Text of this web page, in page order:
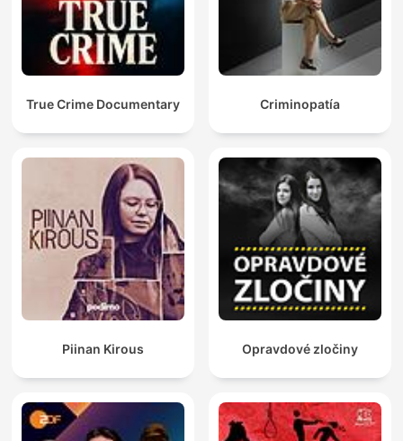
True Crime Documentary Criminopatía
Piinan Kirous Opravdové zločiny